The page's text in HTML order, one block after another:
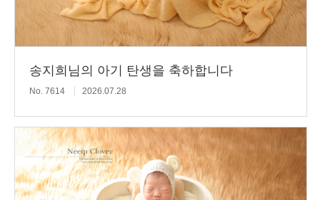
송지희님의 아기 탄생을 축하합니다
No. 7614 2026.07.28